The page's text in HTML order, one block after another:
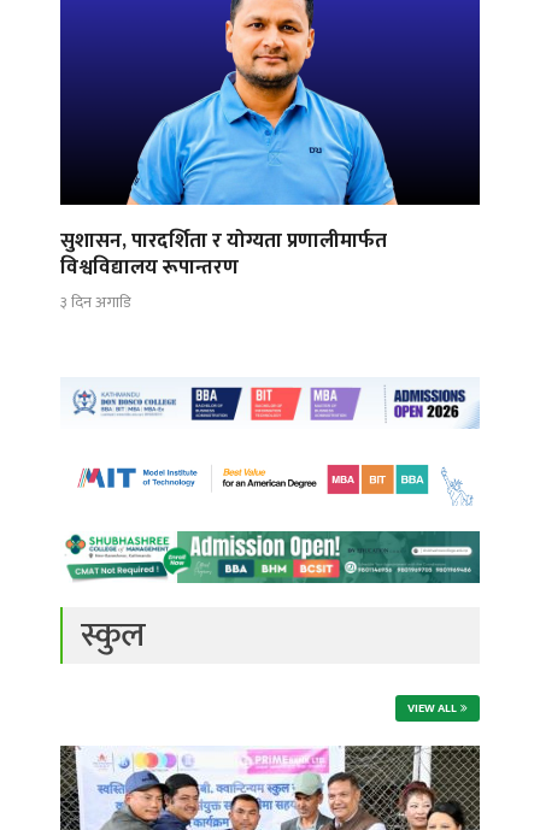
सुशासन, पारदर्शिता र योग्यता प्रणालीमार्फत
विश्वविद्यालय रूपान्तरण
३ दिन अगाडि
स्कुल
VIEW ALL